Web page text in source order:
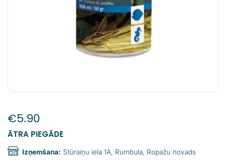
€5.90
ĀTRA PIEGĀDE
Izņemšana: Stūraiņu iela 1A, Rumbula, Ropažu novads